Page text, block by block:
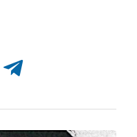
Compartir en Telegram